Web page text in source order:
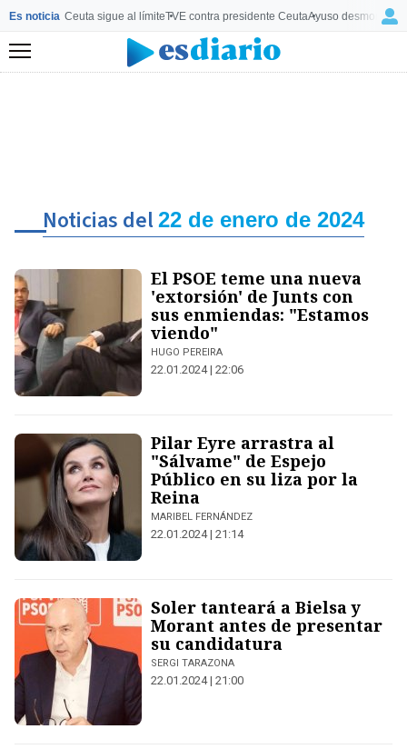
Es noticia Ceuta sigue al límiteTVE contra presidente CeutaAyuso desmonta a
Menú
Noticias del22 de enero de 2024
El PSOE teme una nueva
'extorsión' de Junts con
sus enmiendas: "Estamos
viendo"
HUGO PEREIRA
22.01.2024 | 22:06
Pilar Eyre arrastra al
"Sálvame" de Espejo
Público en su liza por la
Reina
MARIBEL FERNÁNDEZ
22.01.2024 | 21:14
Soler tanteará a Bielsa y
Morant antes de presentar
su candidatura
SERGI TARAZONA
22.01.2024 | 21:00